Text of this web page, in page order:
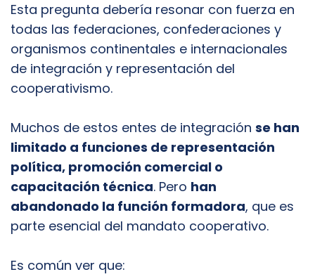
Esta pregunta debería resonar con fuerza en
todas las federaciones, confederaciones y
organismos continentales e internacionales
de integración y representación del
cooperativismo.
Muchos de estos entes de integración se han
limitado a funciones de representación
política, promoción comercial o
capacitación técnica. Pero han
abandonado la función formadora, que es
parte esencial del mandato cooperativo.
Es común ver que: